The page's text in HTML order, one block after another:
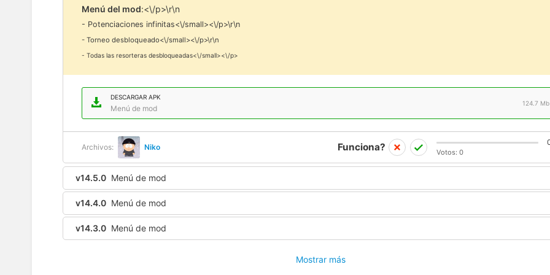
Menú del mod:<\/p>\r\n
- Potenciaciones infinitas<\/small><\/p>\r\n
- Torneo desbloqueado<\/small><\/p>\r\n
- Todas las resorteras desbloqueadas<\/small><\/p>
DESCARGAR APK
Menú de mod
124.7 Mb
Archivos: Niko Funciona? Votos: 0
v14.5.0 Menú de mod
v14.4.0 Menú de mod
v14.3.0 Menú de mod
Mostrar más